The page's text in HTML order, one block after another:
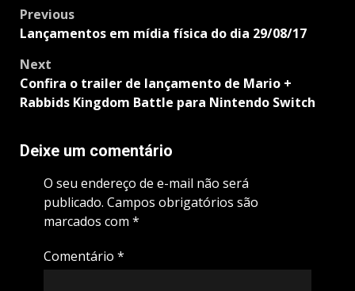
Post
navigation
Previous
Lançamentos em mídia física do dia 29/08/17
Next
Confira o trailer de lançamento de Mario +
Rabbids Kingdom Battle para Nintendo Switch
Deixe um comentário
O seu endereço de e-mail não será
publicado. Campos obrigatórios são
marcados com *
Comentário *